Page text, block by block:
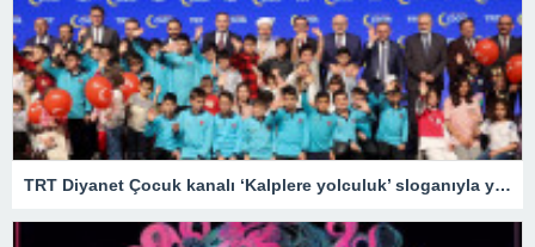
TRT Diyanet Çocuk kanalı ‘Kalplere yolculuk’ sloganıyla yayın hayatına başladı